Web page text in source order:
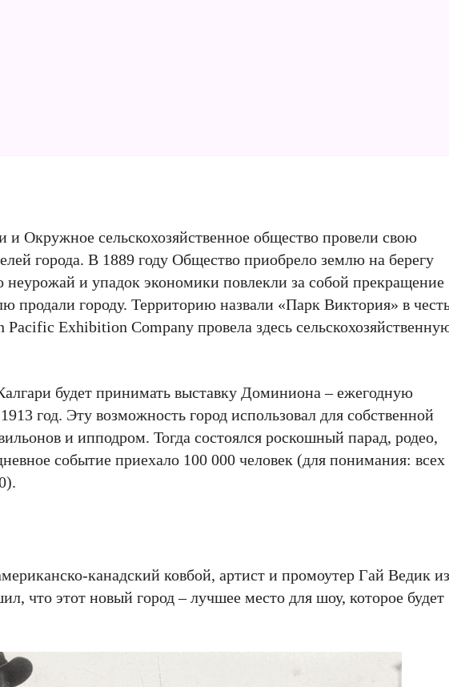
и Окружное сельскохозяйственное общество провели свою
города. В 1889 году Общество приобрело землю на берегу
неурожай и упадок экономики повлекли за собой прекращение
продали городу. Территорию назвали «Парк Виктория» в
Exhibition Company провела здесь
будет принимать выставку Доминиона – ежегодную
год. Эту возможность город использовал для собственной
и ипподром. Тогда состоялся роскошный парад, родео,
событие приехало 100 000 человек (для понимания: всех
канадский ковбой, артист и промоутер Гай Ведик из
что этот новый город – лучшее место для шоу, которое будет